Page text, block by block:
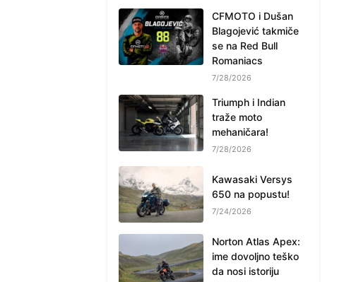
CFMOTO i Dušan
Blagojević takmiče
se na Red Bull
Romaniacs
7/28/2026
Triumph i Indian
traže moto
mehaničara!
7/28/2026
Kawasaki Versys
650 na popustu!
7/24/2026
Norton Atlas Apex:
ime dovoljno teško
da nosi istoriju